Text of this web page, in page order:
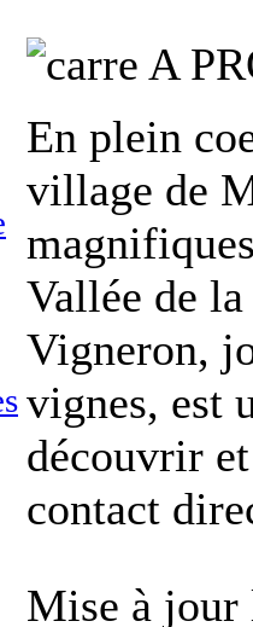
A
En plein
village de
Vallée de
Vigneron,
vignes, est
découvrir
contact
Mise à jour